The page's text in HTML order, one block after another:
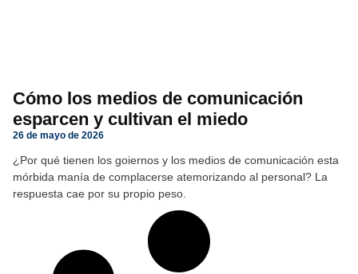
Cómo los medios de comunicación
esparcen y cultivan el miedo
26 de mayo de 2026
¿Por qué tienen los goiernos y los medios de comunicación esta
mórbida manía de complacerse atemorizando al personal? La
respuesta cae por su propio peso.